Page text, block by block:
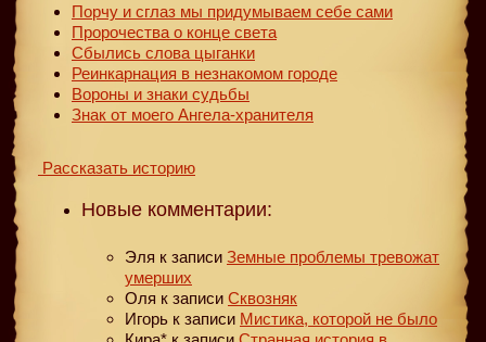
Порчу и сглаз мы придумываем себе сами
Пророчества о конце света
Сбылись слова цыганки
Реинкарнация в незнакомом городе
Вороны и знаки судьбы
Знак от моего Ангела-хранителя
Рассказать историю
Новые комментарии:
Эля к записи Земные проблемы тревожат
умерших
Оля к записи Сквозняк
Игорь к записи Мистика, которой не было